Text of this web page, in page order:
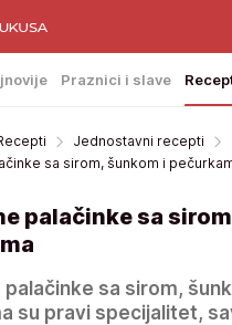
Praznici i slave
Jednostavni recepti
sa sirom, šunkom i
palačinke sa
palačinke sa sirom,
su pravi specijalitet,